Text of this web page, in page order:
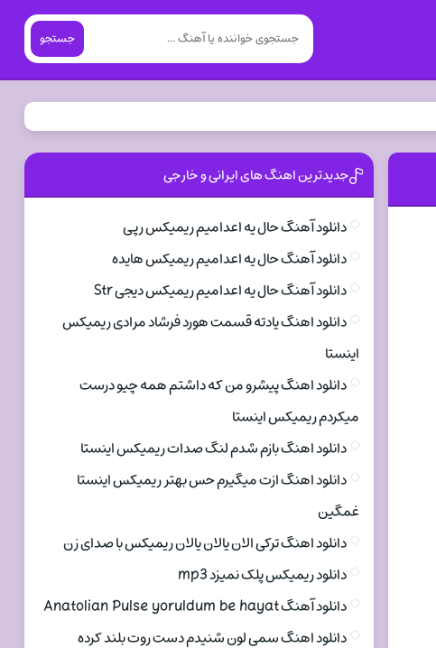
جستجو
جدیدترین اهنگ های ایرانی و خارجی
دانلود آهنگ حال یه اعدامیم ریمیکس رپی
دانلود آهنگ حال یه اعدامیم ریمیکس هایده
دانلود آهنگ حال یه اعدامیم ریمیکس دیجی Str
دانلود اهنگ یادته قسمت هورد فرشاد مرادی ریمیکس
اینستا
دانلود اهنگ پیشرو من که داشتم همه چیو درست
میکردم ریمیکس اینستا
دانلود اهنگ بازم شدم لنگ صدات ریمیکس اینستا
دانلود اهنگ ازت میگیرم حس بهتر ریمیکس اینستا
غمگین
دانلود اهنگ ترکی الان یالان یالان ریمیکس با صدای زن
دانلود ریمیکس پلک نمیزد mp3
دانلود آهنگ Anatolian Pulse yoruldum be hayat
دانلود اهنگ سمی لون شنیدم دست روت بلند کرده